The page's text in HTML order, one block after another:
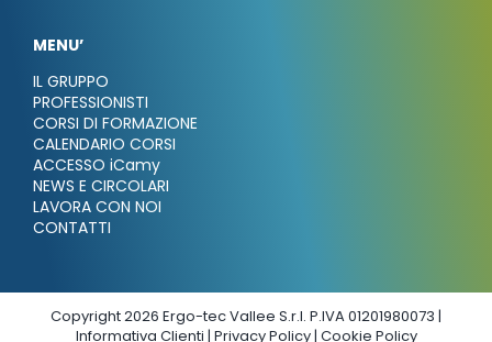
MENU’
IL GRUPPO
PROFESSIONISTI
CORSI DI FORMAZIONE
CALENDARIO CORSI
ACCESSO iCamy
NEWS E CIRCOLARI
LAVORA CON NOI
CONTATTI
Copyright 2026 Ergo-tec Vallee S.r.l. P.IVA 01201980073 |
Informativa Clienti | Privacy Policy| Cookie Policy